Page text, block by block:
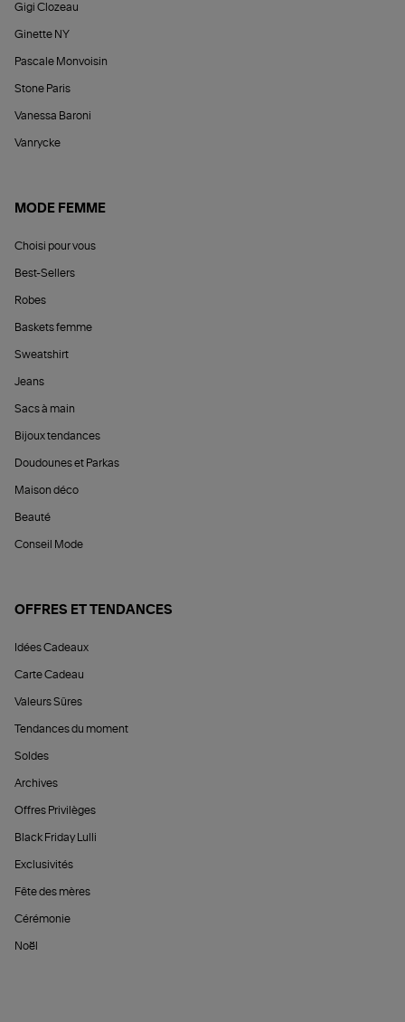
Gigi Clozeau
Ginette NY
Pascale Monvoisin
Stone Paris
Vanessa Baroni
Vanrycke
MODE FEMME
Choisi pour vous
Best-Sellers
Robes
Baskets femme
Sweatshirt
Jeans
Sacs à main
Bijoux tendances
Doudounes et Parkas
Maison déco
Beauté
Conseil Mode
OFFRES ET TENDANCES
Idées Cadeaux
Carte Cadeau
Valeurs Sûres
Tendances du moment
Soldes
Archives
Offres Privilèges
Black Friday Lulli
Exclusivités
Fête des mères
Cérémonie
Noël